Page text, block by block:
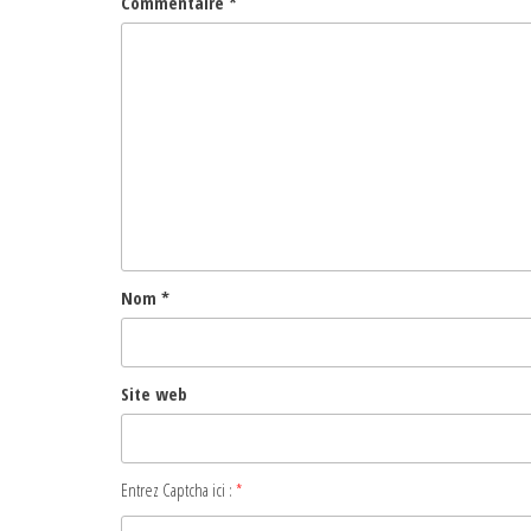
Nom *
Site web
Entrez Captcha ici : *